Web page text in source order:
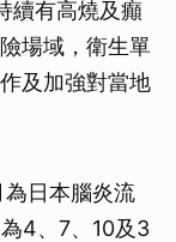
續有高燒及癲
場域，衛生單
及加強對當地
日本腦炎流
4、7、10及3